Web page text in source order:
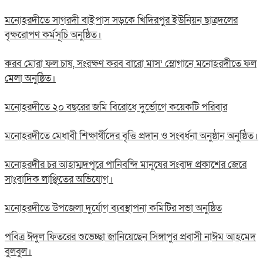
মনোহরদীতে সাগরদী বাইপাস সড়কে খিদিরপুর ইউনিয়ন ছাত্রদলের
বৃক্ষরোপণ কর্মসূচি অনুষ্ঠিত।
করব মোরা ফল চাষ, সংরক্ষণ করব বারো মাস’ স্লোগানে মনোহরদীতে ফল
মেলা অনুষ্ঠিত।
মনোহরদীতে ২০ বছরের জমি বিরোধে দুর্ভোগে কয়েকটি পরিবার
মনোহরদীতে মেধাবী শিক্ষার্থীদের বৃত্তি প্রদান ও সংবর্ধনা অনুষ্ঠান অনুষ্ঠিত।
মনোহরদীর চর আহাম্মদপুরে পানিবন্দি মানুষের সংবাদ প্রকাশের জেরে
সাংবাদিক লাঞ্ছিতের অভিযোগ।
মনোহরদীতে উপজেলা দুর্যোগ ব্যবস্থাপনা কমিটির সভা অনুষ্ঠিত
পবিত্র ঈদুল ফিতরের শুভেচ্ছা জানিয়েছেন সিঙ্গাপুর প্রবাসী নাঈম আহমেদ
বুলবুল।